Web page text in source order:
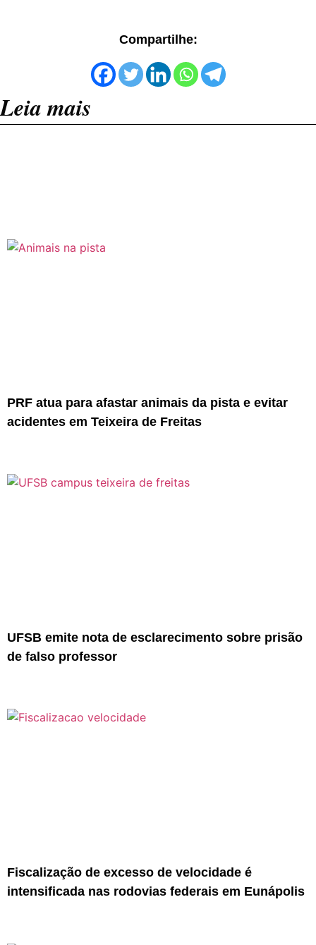
Compartilhe:
Leia mais
PRF atua para afastar animais da pista e evitar
acidentes em Teixeira de Freitas
UFSB emite nota de esclarecimento sobre prisão
de falso professor
Fiscalização de excesso de velocidade é
intensificada nas rodovias federais em Eunápolis